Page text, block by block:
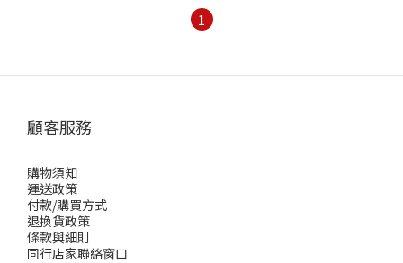
1
顧客服務
購物須知
運送政策
付款/購買方式
退換貨政策
條款與細則
同行店家聯絡窗口